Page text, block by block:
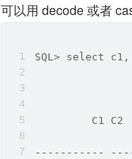
可以用 decode 或者
SQL> select
         C1 C2
-----------